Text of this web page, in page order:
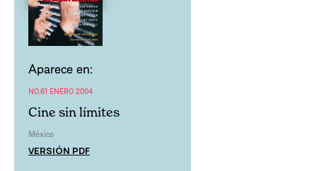
Aparece en:
NO.61 ENERO 2004
Cine sin límites
México
VERSIÓN PDF